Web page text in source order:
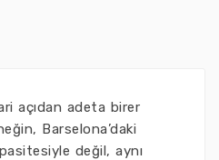
açıdan adeta birer
Barselona’daki
değil, aynı